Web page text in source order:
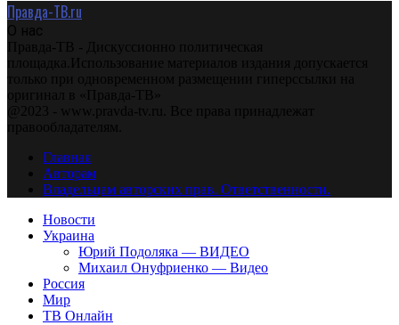
Правда-ТВ.ru
О нас
Правда-ТВ - Дискуссионно политическая
площадка.Использование материалов издания допускается
только при одновременном размещении гиперссылки на
оригинал в «Правда-ТВ»
@2023 - www.pravda-tv.ru. Все права принадлежат
правообладателям.
Главная
Авторам
Владельцам авторских прав. Ответственности.
Новости
Украина
Юрий Подоляка — ВИДЕО
Михаил Онуфриенко — Видео
Россия
Мир
ТВ Онлайн